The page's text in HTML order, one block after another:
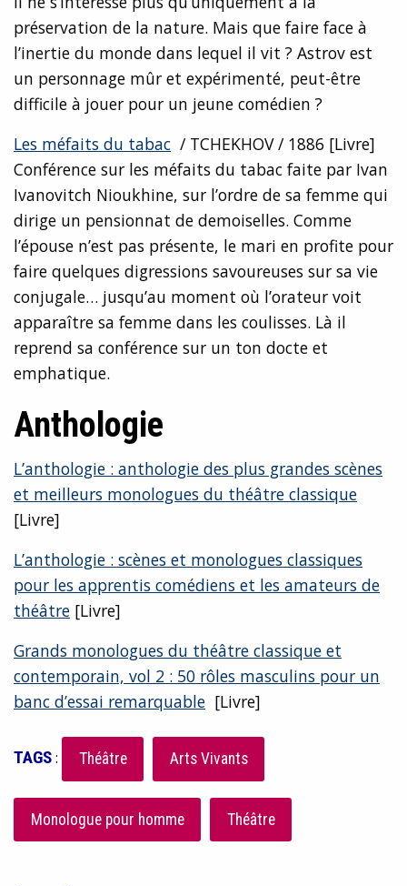
préservation de la nature. Mais que faire face à
l’inertie du monde dans lequel il vit ? Astrov est
un personnage mûr et expérimenté, peut-être
difficile à jouer pour un jeune comédien ?
Les méfaits du tabac / TCHEKHOV / 1886 [Livre]
Conférence sur les méfaits du tabac faite par Ivan
Ivanovitch Nioukhine, sur l’ordre de sa femme qui
dirige un pensionnat de demoiselles. Comme
l’épouse n’est pas présente, le mari en profite pour
faire quelques digressions savoureuses sur sa vie
conjugale… jusqu’au moment où l’orateur voit
apparaître sa femme dans les coulisses. Là il
reprend sa conférence sur un ton docte et
emphatique.
Anthologie
L’anthologie : anthologie des plus grandes scènes
et meilleurs monologues du théâtre classique
[Livre]
L’anthologie : scènes et monologues classiques
pour les apprentis comédiens et les amateurs de
théâtre [Livre]
Grands monologues du théâtre classique et
contemporain, vol 2 : 50 rôles masculins pour un
banc d’essai remarquable [Livre]
TAGS: Théâtre Arts Vivants
Monologue pour homme Théâtre